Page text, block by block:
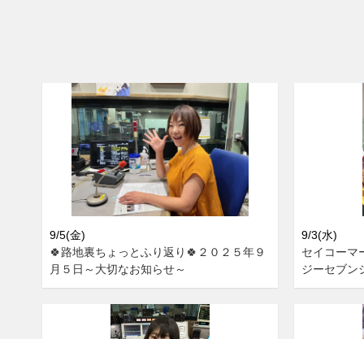
9/5(金)
🍀路地裏ちょっとふり返り🍀２０２５年９
月５日～大切なお知らせ～
9/3(水)
セイコーマ
ジーセブン